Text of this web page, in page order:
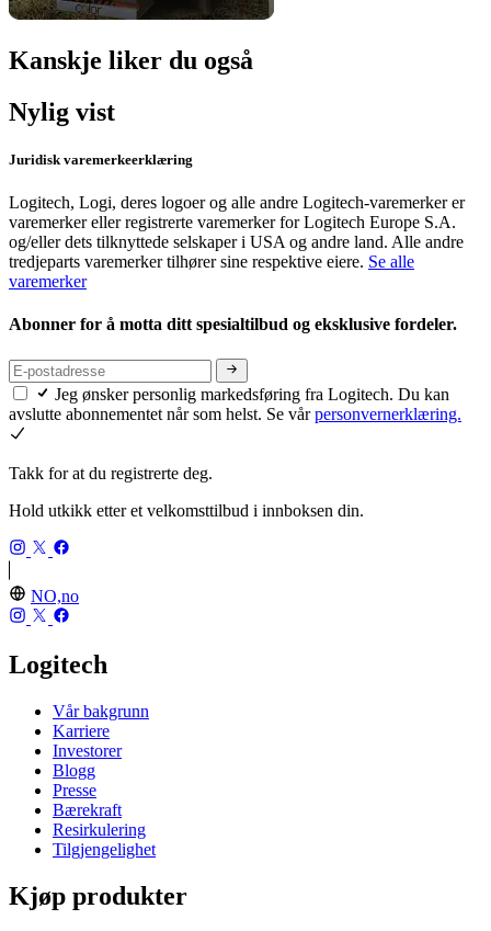
Kanskje liker du også
Nylig vist
Juridisk varemerkeerklæring
Logitech, Logi, deres logoer og alle andre Logitech-varemerker er
varemerker eller registrerte varemerker for Logitech Europe S.A.
og/eller dets tilknyttede selskaper i USA og andre land. Alle andre
tredjeparts varemerker tilhører sine respektive eiere. Se alle
varemerker
Abonner for å motta ditt spesialtilbud og eksklusive fordeler.
Jeg ønsker personlig markedsføring fra Logitech. Du kan
avslutte abonnementet når som helst. Se vårpersonvernerklæring.
Takk for at du registrerte deg.
Hold utkikk etter et velkomsttilbud i innboksen din.
NO,no
Logitech
Vår bakgrunn
Karriere
Investorer
Blogg
Presse
Bærekraft
Resirkulering
Tilgjengelighet
Kjøp produkter